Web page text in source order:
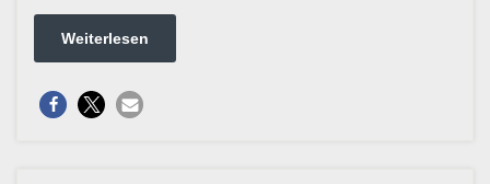
Weiterlesen